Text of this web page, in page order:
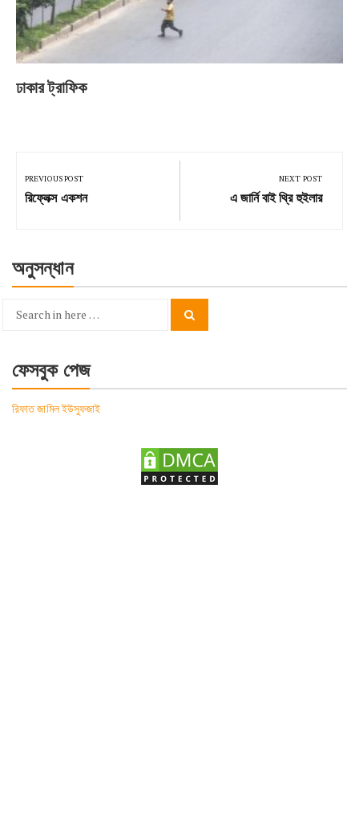
ঢাকার ট্রাফিক
navigation
PREVIOUS POST
Previous
রিফ্লেক্স একশন
NEXT POST
Next
এ জার্নি বাই থ্রি হুইলার
অনুসন্ধান
Search
ফেসবুক পেজ
রিফাত জামিল ইউসুফজাই